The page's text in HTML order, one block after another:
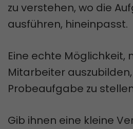
zu verstehen, wo die
ausführen, hineinpasst.
Eine echte Möglichkeit,
Mitarbeiter
Probeaufgabe zu
Gib ihnen eine kleine